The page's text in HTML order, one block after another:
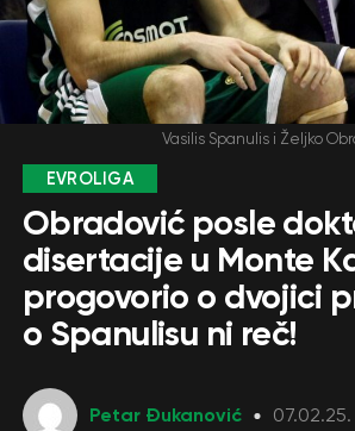
Vasilis Spanulis i Željko
EVROLIGA
Obradović posle
disertacije u Monte
progovorio o dvojici
o Spanulisu ni reč!
Petar Đukanović 07.02.25.